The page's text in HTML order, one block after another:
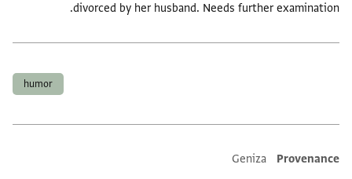
divorced by her husband. Needs further examination.
humor
Additional metadata
Provenance
Geniza